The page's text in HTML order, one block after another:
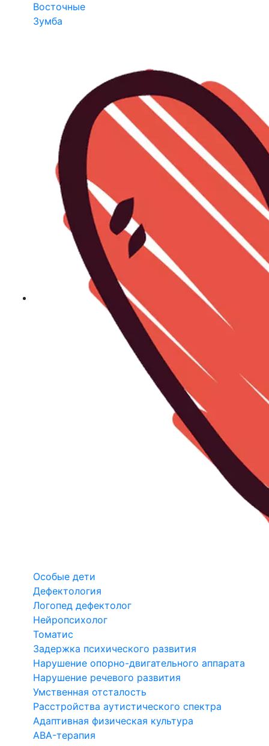
Восточные
Зумба
Особые дети
Дефектология
Логопед дефектолог
Нейропсихолог
Томатис
Задержка психического развития
Нарушение опорно-двигательного аппарата
Нарушение речевого развития
Умственная отсталость
Расстройства аутистического спектра
Адаптивная физическая культура
ABA-терапия